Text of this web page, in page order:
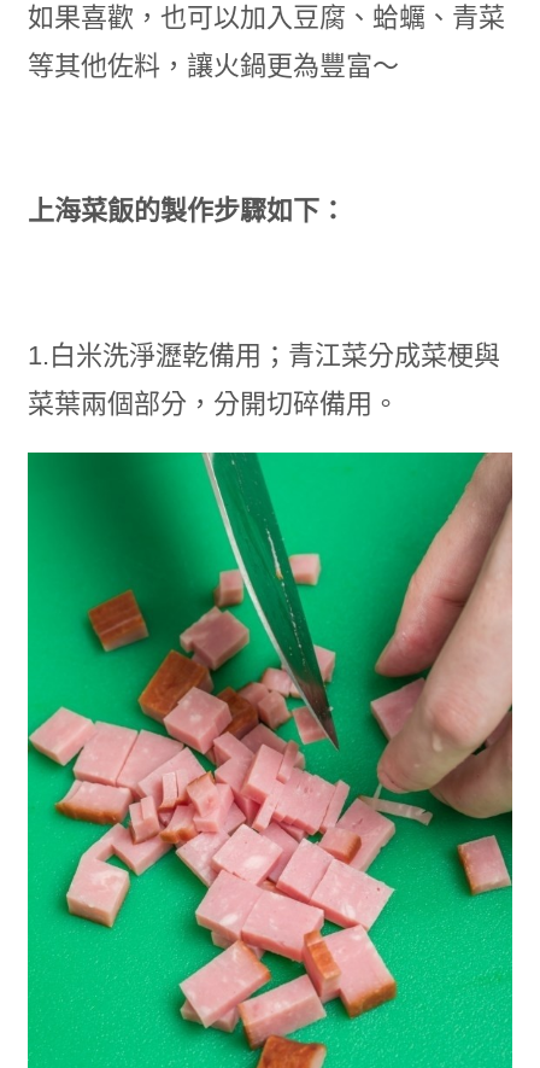
如果喜歡，也可以加入豆腐、蛤蠣、青菜
等其他佐料，讓火鍋更為豐富～
上海菜飯的製作步驟如下：
1.白米洗淨瀝乾備用；青江菜分成菜梗與
菜葉兩個部分，分開切碎備用。